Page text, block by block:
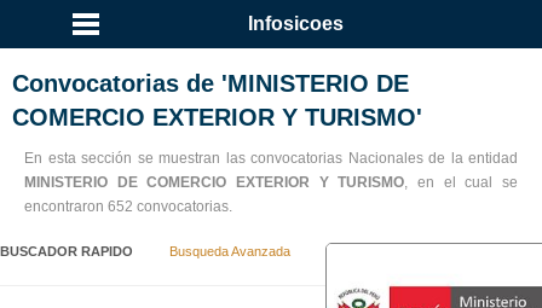
Infosicoes
Convocatorias de 'MINISTERIO DE
COMERCIO EXTERIOR Y TURISMO'
En esta sección se muestran las convocatorias Nacionales de la entidad
MINISTERIO DE COMERCIO EXTERIOR Y TURISMO, en el cual se
encontraron 652 convocatorias.
BUSCADOR RAPIDO Busqueda Avanzada